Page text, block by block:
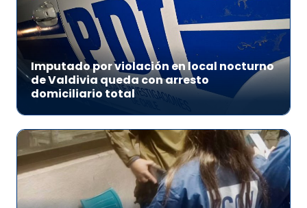
Imputado por violación en local nocturno
de Valdivia queda con arresto
domiciliario total